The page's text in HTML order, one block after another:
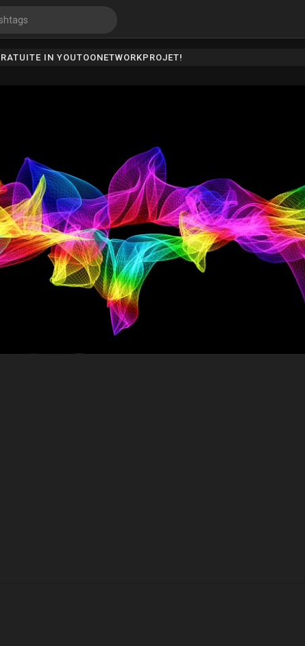
IN YOUTOONETWORKPROJET!